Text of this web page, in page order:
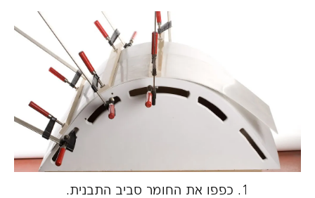
1. כפפו את החומר סביב התבנית.